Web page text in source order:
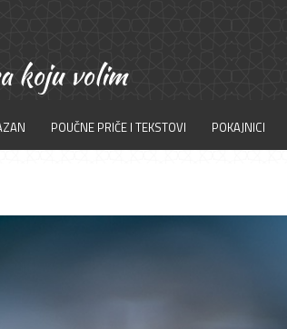
POUČNE PRIČE I TEKSTOVI POKAJNICI